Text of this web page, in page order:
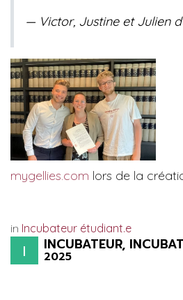
— Victor, Justine et Julien
mygellies.com lors de la
in Incubateur étudiant.e
INCUBATEUR,
2025